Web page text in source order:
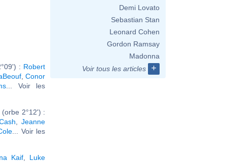
: Robert
Conor
... Voir les
2°12') :
,Jeanne
... Voir les
Kaif, Luke
Demi Lovato
Sebastian Stan
Leonard Cohen
Gordon Ramsay
Madonna
Voir tous les articles
+